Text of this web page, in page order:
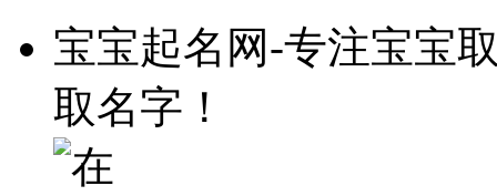
宝宝起名网-专注宝宝
取名字！